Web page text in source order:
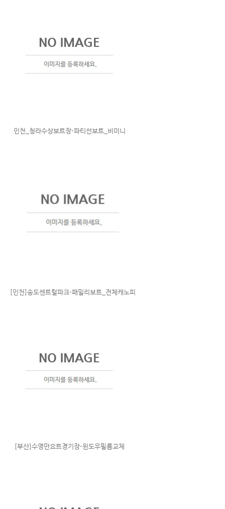
인천_청라수상보트장-파티선보트_비미니
[인천]송도센트럴파크-패밀리보트_전체캐노피
[부산]수영만요트경기장-윈도우필름교체